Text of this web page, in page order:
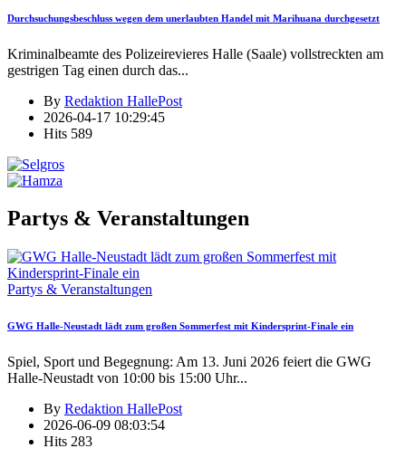
Durchsuchungsbeschluss wegen dem unerlaubten Handel mit Marihuana durchgesetzt
Kriminalbeamte des Polizeirevieres Halle (Saale) vollstreckten am
gestrigen Tag einen durch das...
By Redaktion HallePost
2026-04-17 10:29:45
Hits 589
Partys & Veranstaltungen
Partys & Veranstaltungen
GWG Halle-Neustadt lädt zum großen Sommerfest mit Kindersprint-Finale ein
Spiel, Sport und Begegnung: Am 13. Juni 2026 feiert die GWG
Halle-Neustadt von 10:00 bis 15:00 Uhr...
By Redaktion HallePost
2026-06-09 08:03:54
Hits 283